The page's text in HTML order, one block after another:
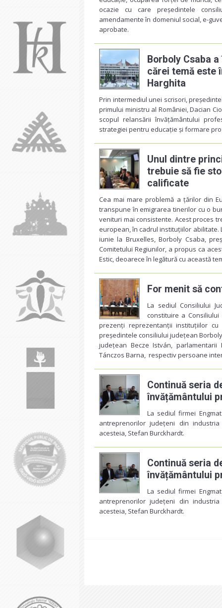
ocazie cu care președintele
amendamente în domeniul social, e-
aprobate.
Borboly Csaba
cărei temă este
Harghita
Prin intermediul unei scrisori,
primului ministru al României, Dacian
scopul relansării învățământului
strategiei pentru educație și formare
Unul dintre
trebuie să fie
calificate
Cea mai mare problemă a țărilor din
transpune în emigrarea tinerilor cu o
venituri mai consistente. Acest proces
european, în cadrul instituțiilor abilitate.
iunie la Bruxelles, Borboly Csaba,
Comitetului Regiunilor, a propus ca
Estic, deoarece în legătură cu această
For menit să
La sediul Consiliului
constituire a
prezenți reprezentanții instituțiilor
președintele consiliului județean
județean Becze István,
Tánczos Barna, respectiv persoane
Continuă seria
învățământului
La sediul firmei
antreprenorilor județeni din
acesteia, Stefan Burckhardt.
Continuă seria
învățământului
La sediul firmei
antreprenorilor județeni din
acesteia, Stefan Burckhardt.